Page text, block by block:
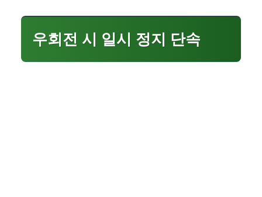
우회전 시 일시 정지 단속